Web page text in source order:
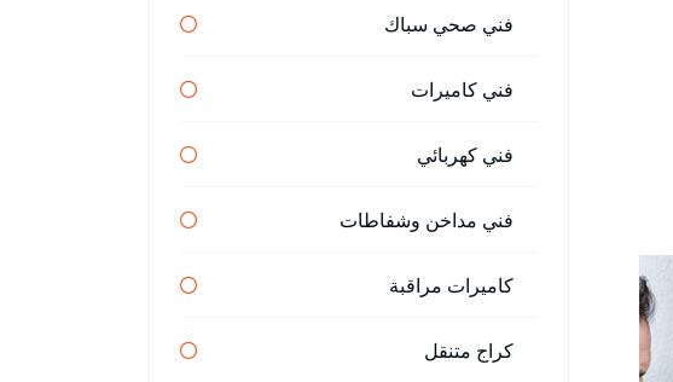
فني صحي سباك
فني كاميرات
فني كهربائي
فني مداخن وشفاطات
كاميرات مراقبة
كراج متنقل